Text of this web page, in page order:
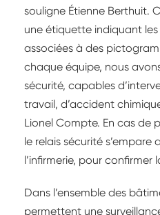
souligne Étienne Berthuit.
une étiquette indiquant les
associées à des
chaque équipe, nous
sécurité, capables
travail, d’accident
Lionel Compte. En cas de
le relais sécurité s’empare
l’infirmerie, pour confirmer
Dans l’ensemble des
permettent une